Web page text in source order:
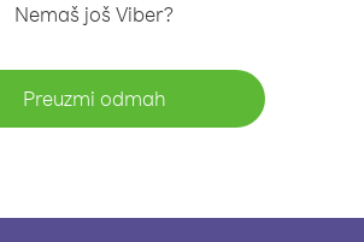
Nemaš još Viber?
Preuzmi odmah